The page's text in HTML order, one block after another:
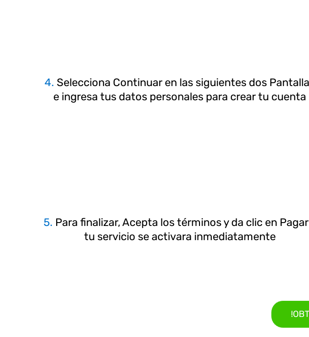
4. Selecciona Continuar en las siguientes dos
e ingresa tus datos personales para crear tu cuenta
5. Para finalizar, Acepta los términos y da clic en
tu servicio se activara inmediatamente